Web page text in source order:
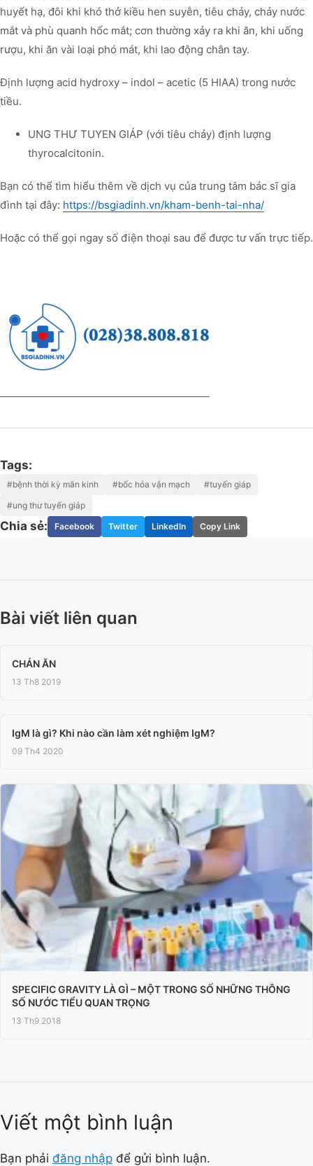
huyết hạ, đôi khi khó thở kiều hen suyễn, tiêu chảy, chảy nước
mắt và phù quanh hốc mắt; cơn thường xảy ra khi ăn, khi uống
rượu, khi ăn vài loại phó mát, khi lao động chân tay.
Định lượng acid hydroxy – indol – acetic (5 HIAA) trong nước
tiều.
UNG THƯ TUYEN GIÁP (với tiêu chảy) định lượng
thyrocalcitonin.
Bạn có thể tìm hiểu thêm về dịch vụ của trung tâm bác sĩ gia
đình tại đây: https://bsgiadinh.vn/kham-benh-tai-nha/
Hoặc có thể gọi ngay số điện thoại sau để được tư vấn trực tiếp.
Tags:
#bệnh thời kỳ mãn kinh #bốc hỏa vận mạch
#tuyến giáp
#ung thư tuyến giáp
Chia sẻ: Facebook Twitter LinkedIn Copy Link
Bài viết liên quan
CHÁN ĂN
13 Th8 2019
IgM là gì? Khi nào cần làm xét nghiệm IgM?
09 Th4 2020
SPECIFIC GRAVITY LÀ GÌ – MỘT TRONG SỐ NHỮNG THÔNG
SỐ NƯỚC TIỂU QUAN TRỌNG
13 Th9 2018
Viết một bình luận
Bạn phải đăng nhập để gửi bình luận.